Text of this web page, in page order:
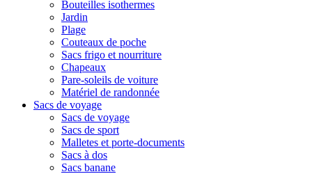
Bouteilles isothermes
Jardin
Plage
Couteaux de poche
Sacs frigo et nourriture
Chapeaux
Pare-soleils de voiture
Matériel de randonnée
Sacs de voyage
Sacs de voyage
Sacs de sport
Malletes et porte-documents
Sacs à dos
Sacs banane